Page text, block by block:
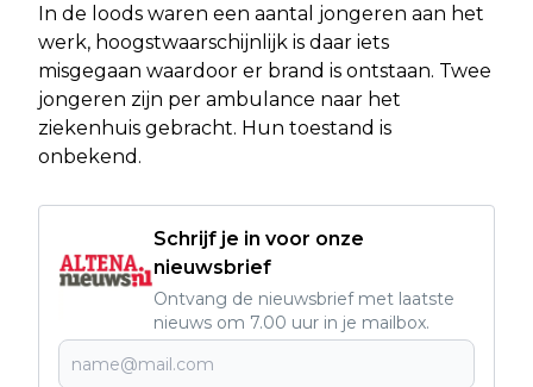
In de loods waren een aantal jongeren aan het
werk, hoogstwaarschijnlijk is daar iets
misgegaan waardoor er brand is ontstaan. Twee
jongeren zijn per ambulance naar het
ziekenhuis gebracht. Hun toestand is
onbekend.
Schrijf je in voor onze
nieuwsbrief
Ontvang de nieuwsbrief met laatste
nieuws om 7.00 uur in je mailbox.